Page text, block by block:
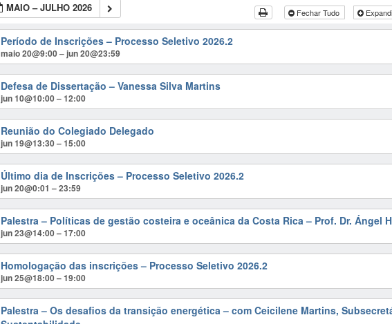
MAIO – JULHO 2026 Fechar Tudo
Período de Inscrições – Processo Seletivo 2026.2
maio 20@9:00 – jun 20@23:59
Defesa de Dissertação – Vanessa Silva Martins
jun 10@10:00 – 12:00
Reunião do Colegiado Delegado
jun 19@13:30 – 15:00
Último dia de Inscrições – Processo Seletivo 2026.2
jun 20@0:01 – 23:59
Palestra – Políticas de gestão costeira e oceânica da Costa Rica – Prof. Dr. Ángel
jun 23@14:00 – 17:00
Homologação das inscrições – Processo Seletivo 2026.2
jun 25@18:00 – 19:00
Palestra – Os desafios da transição energética – com Ceicilene Martins,